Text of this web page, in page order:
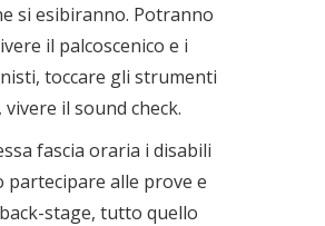
si esibiranno. Potranno
il palcoscenico e i
toccare gli strumenti
vivere il sound check.
fascia oraria i disabili
partecipare alle prove e
stage, tutto quello